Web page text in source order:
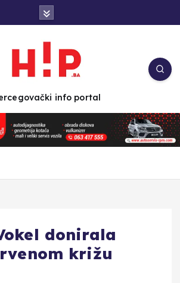
info portal
donirala
križu